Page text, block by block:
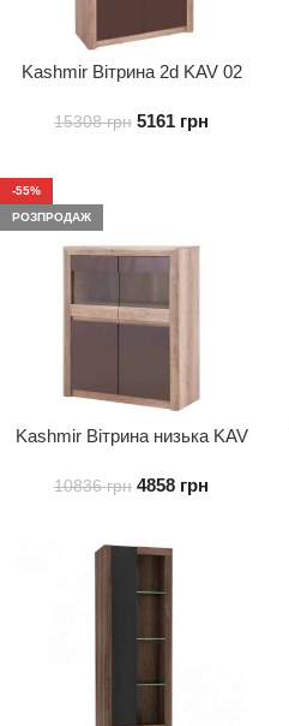
Kashmir Вітрина 2d KAV 02
15308грн 5161 грн
-55%
РОЗПРОДАЖ
Kashmir Вітрина низька KAV
10836грн 4858 грн